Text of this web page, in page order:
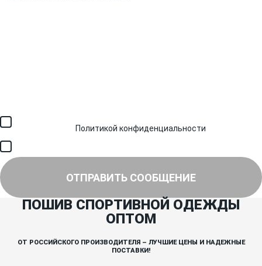
Политикой конфиденциальности
ОТПРАВИТЬ СООБЩЕНИЕ
ПОШИВ СПОРТИВНОЙ ОДЕЖДЫ
ОПТОМ
ОТ РОССИЙСКОГО ПРОИЗВОДИТЕЛЯ – ЛУЧШИЕ ЦЕНЫ И НАДЕЖНЫЕ
ПОСТАВКИ!